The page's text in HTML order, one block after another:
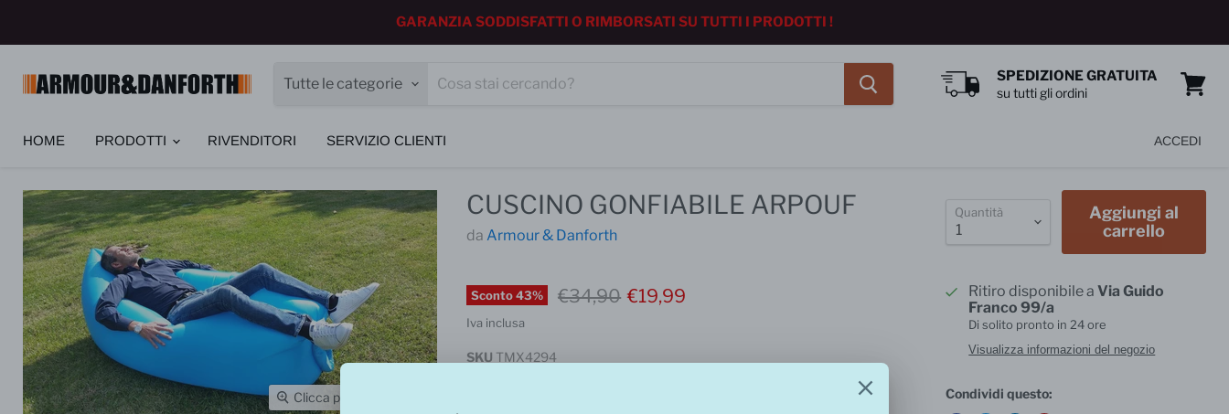
GARANZIA SODDISFATTI O RIMBORSATI SU TUTTI I PRODOTTI !
Tutte le categorie SPEDIZIONE GRATUITA
su tutti gli ordini
HOME PRODOTTI RIVENDITORI SERVIZIO CLIENTI ACCEDI
Clicca per espandere
CUSCINO GONFIABILE ARPOUF
daArmour & Danforth
Sconto43% Prezzo iniziale
€34,90 Prezzo corrente
€19,99
Iva inclusa
SKU TMX4294
Quantità
Aggiungi al
carrello
Ritiro disponibile aVia Guido
Franco 99/a
Di solito pronto in 24 ore
Visualizza informazioni del negozio
Condividi questo: